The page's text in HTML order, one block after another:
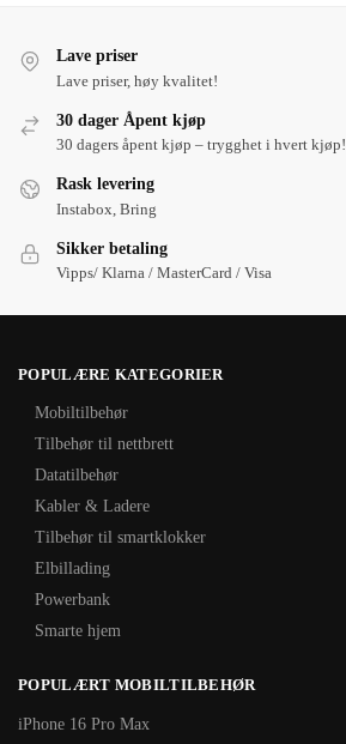
Lave priser
Lave priser, høy kvalitet!
30 dager Åpent kjøp
30 dagers åpent kjøp – trygghet i hvert kjøp!
Rask levering
Instabox, Bring
Sikker betaling
Vipps/ Klarna / MasterCard / Visa
POPULÆRE KATEGORIER
Mobiltilbehør
Tilbehør til nettbrett
Datatilbehør
Kabler & Ladere
Tilbehør til smartklokker
Elbillading
Powerbank
Smarte hjem
POPULÆRT MOBILTILBEHØR
iPhone 16 Pro Max